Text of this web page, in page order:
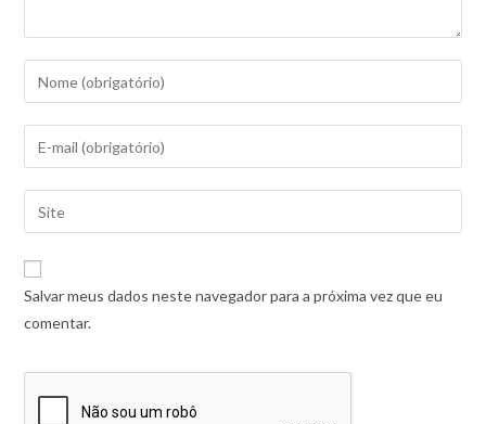
Salvar meus dados neste navegador para a próxima vez que eu
comentar.